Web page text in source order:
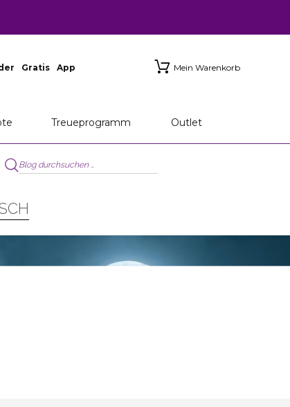
Gratis App Mein Warenkorb
Treueprogramm Outlet